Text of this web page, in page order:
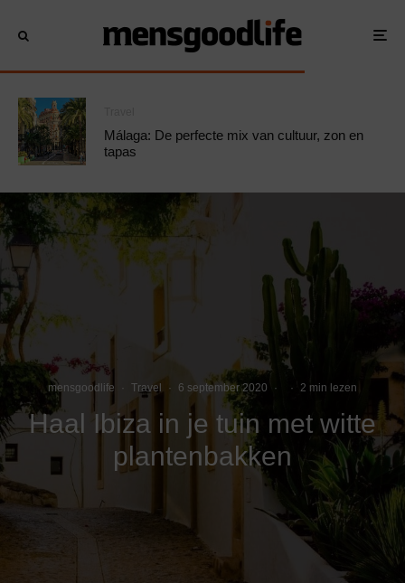
Málaga: De perfecte mix van cultuur, zon en
tapas
mensgoodlife · Travel · 6 september 2020 · · 2 min lezen
Haal Ibiza in je tuin met witte
plantenbakken